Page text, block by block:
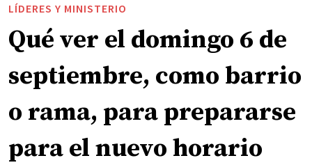
LÍDERES Y MINISTERIO
Qué ver el domingo 6 de
septiembre, como barrio
o rama, para prepararse
para el nuevo horario